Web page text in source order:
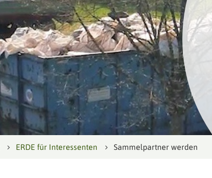
ERDE für Interessenten Sammelpartner werden